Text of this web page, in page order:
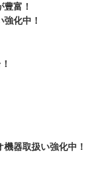
富！
化中！
器取扱い強化中！